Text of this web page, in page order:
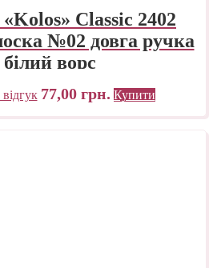
Classic 2402
№02 довга ручка
білий ворс
77,00 грн. Купити